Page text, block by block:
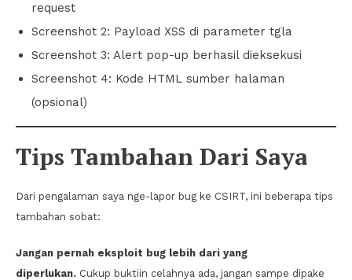
request
Screenshot 2: Payload XSS di parameter tgla
Screenshot 3: Alert pop-up berhasil dieksekusi
Screenshot 4: Kode HTML sumber halaman
(opsional)
Tips Tambahan Dari Saya
Dari pengalaman saya nge-lapor bug ke CSIRT, ini beberapa tips
tambahan sobat:
Jangan pernah eksploit bug lebih dari yang
diperlukan. Cukup buktiin celahnya ada, jangan sampe dipake